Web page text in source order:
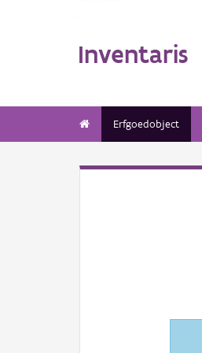
Inventaris
Erfgoedobject